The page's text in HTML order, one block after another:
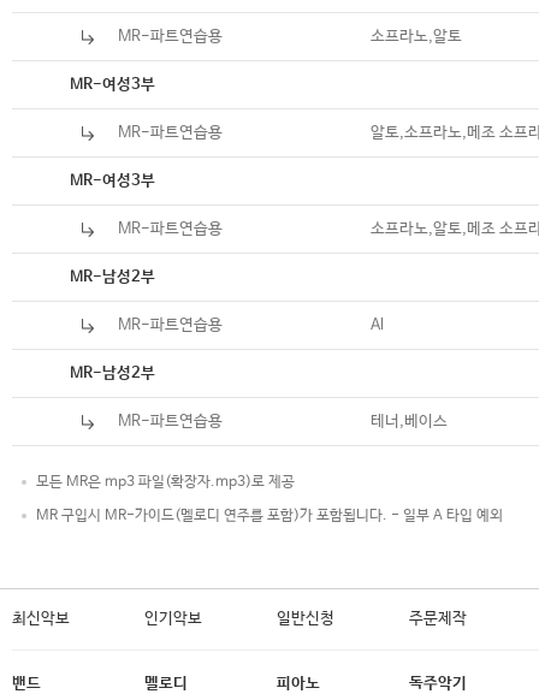
MR-파트연습용 소프라노,알토
MR-여성3부
MR-파트연습용 알토,소프라노,메조 소프
MR-여성3부
MR-파트연습용 소프라노,알토,메조 소프
MR-남성2부
MR-파트연습용 Al
MR-남성2부
MR-파트연습용 테너,베이스
모든 MR은 mp3 파일(확장자.mp3)로 제공
MR 구입시 MR-가이드(멜로디 연주를 포함)가 포함됩니다. - 일부 A 타입 예외
최신악보 인기악보 일반신청 주문제작
밴드
멜로디
피아노
독주악기